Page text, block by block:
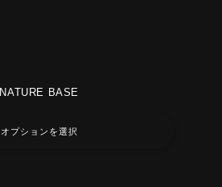
NATURE BASE
オプションを選択